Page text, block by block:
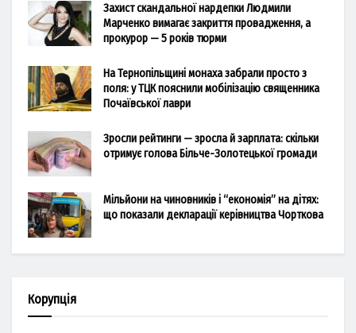
Захист скандальної нардепки Людмили
Марченко вимагає закриття провадження, а
прокурор — 5 років тюрми
На Тернопільщині монаха забрали просто з
поля: у ТЦК пояснили мобілізацію священника
Почаївської лаври
Зросли рейтинги — зросла й зарплата: скільки
отримує голова Більче-Золотецької громади
Мільйони на чиновників і “економія” на дітях:
що показали декларації керівництва Чорткова
Корупція